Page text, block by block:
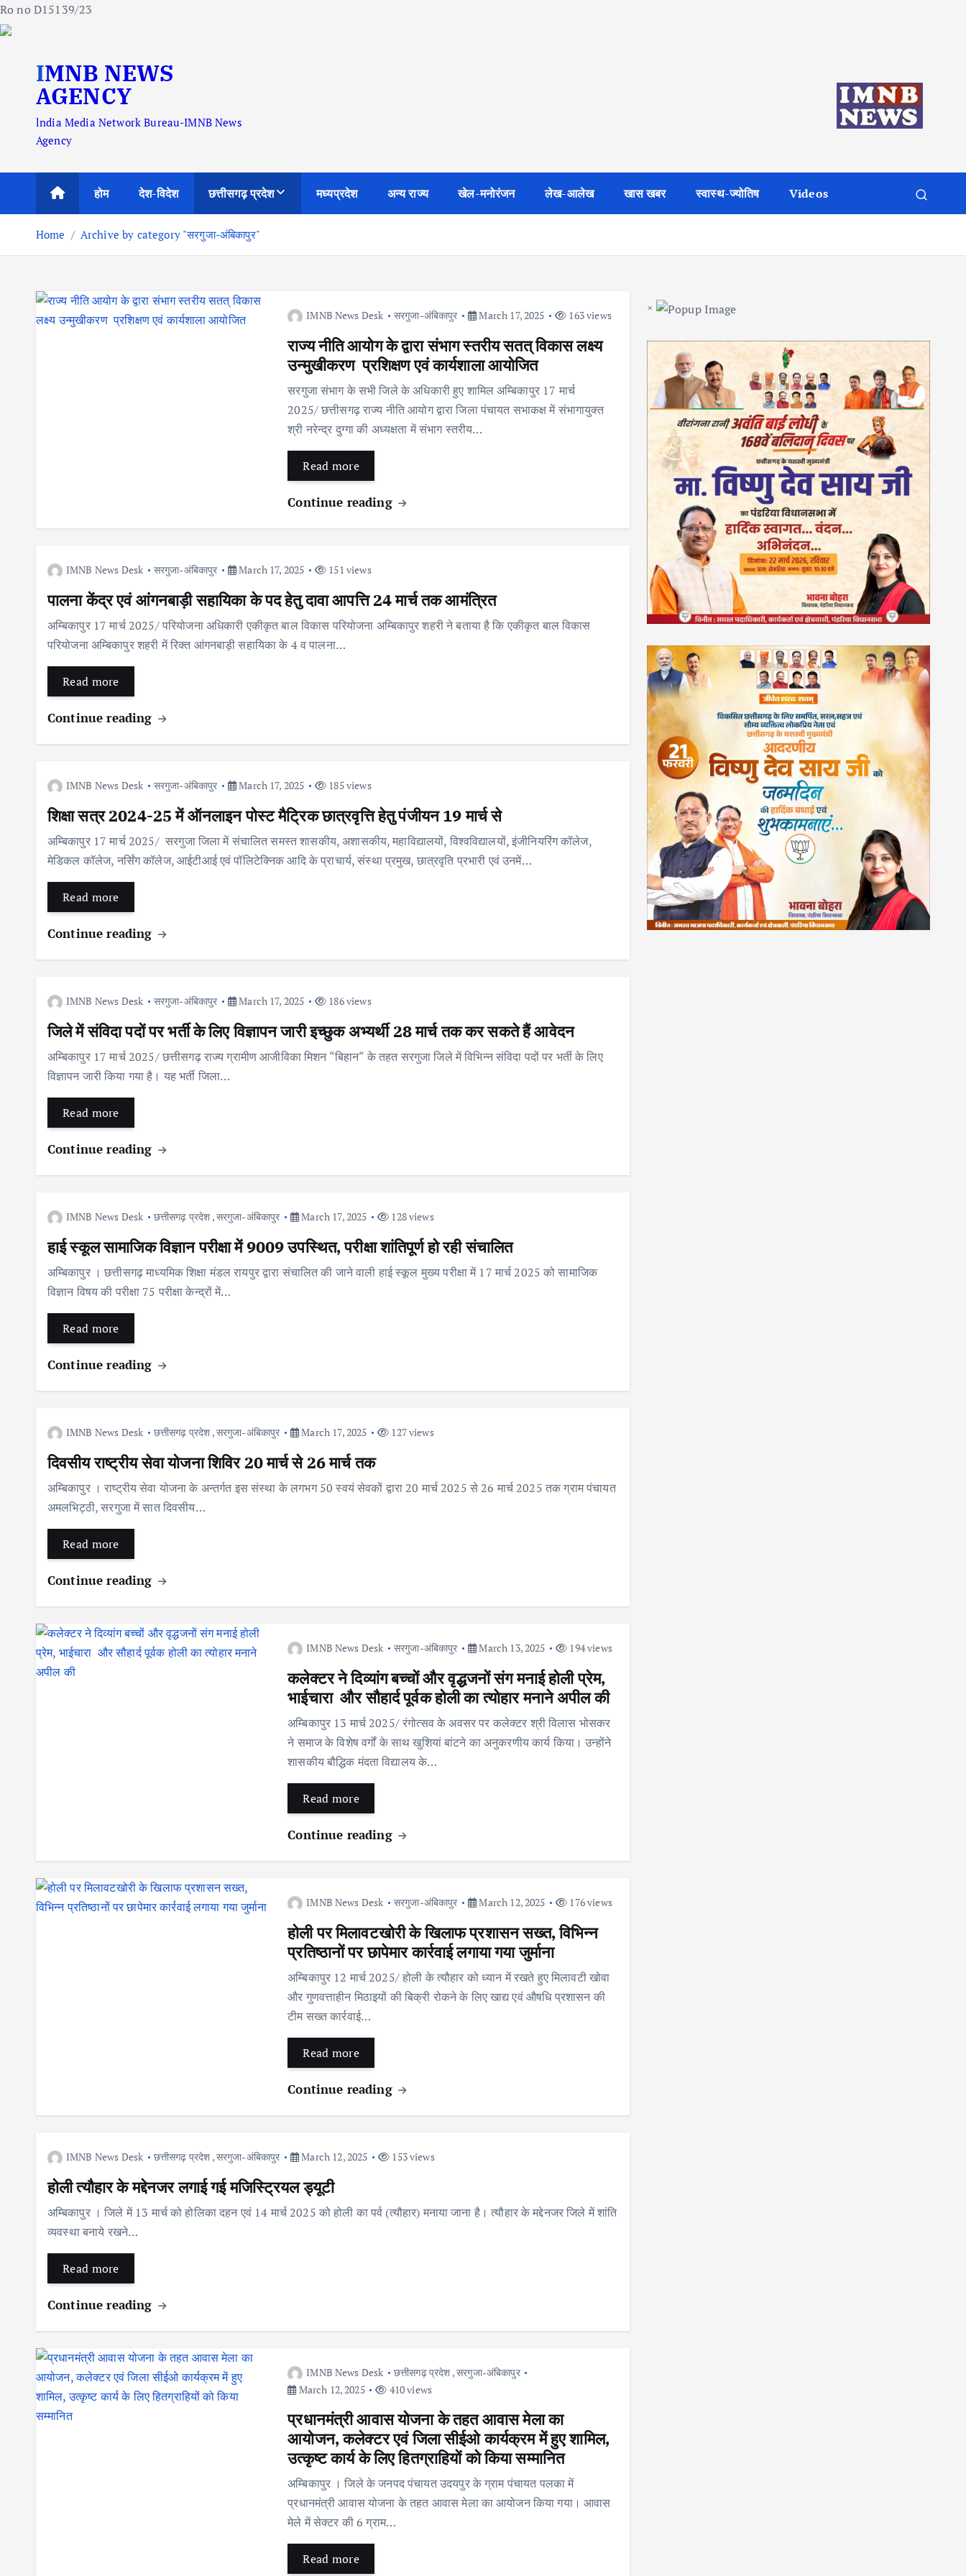
Ro no D15139/23
IMNB NEWS
AGENCY
lndia Media Network Bureau-IMNB News
Agency
होम देश-विदेश छत्तीसगढ़ प्रदेश मध्यप्रदेश अन्य राज्य खेल-मनोरंजन लेख-आलेख खास खबर स्वास्थ-ज्योतिष Videos
Home Archive by category "सरगुजा-अंबिकापुर"
IMNB News Desk सरगुजा-अंबिकापुर March 17, 2025 163 views
राज्य नीति आयोग के द्वारा संभाग स्तरीय सतत् विकास लक्ष्य
उन्मुखीकरण प्रशिक्षण एवं कार्यशाला आयोजित
सरगुजा संभाग के सभी जिले के अधिकारी हुए शामिल अम्बिकापुर 17 मार्च
2025/ छत्तीसगढ़ राज्य नीति आयोग द्वारा जिला पंचायत सभाकक्ष में संभागायुक्त
श्री नरेन्द्र दुग्गा की अध्यक्षता में संभाग स्तरीय…
Read more
Continue reading
IMNB News Desk सरगुजा-अंबिकापुर March 17, 2025 151 views
पालना केंद्र एवं आंगनबाड़ी सहायिका के पद हेतु दावा आपत्ति 24 मार्च तक आमंत्रित
अम्बिकापुर 17 मार्च 2025/ परियोजना अधिकारी एकीकृत बाल विकास परियोजना अम्बिकापुर शहरी ने बताया है कि एकीकृत बाल विकास
परियोजना अम्बिकापुर शहरी में रिक्त आंगनबाड़ी सहायिका के 4 व पालना…
Read more
Continue reading
IMNB News Desk सरगुजा-अंबिकापुर March 17, 2025 185 views
शिक्षा सत्र 2024-25 में ऑनलाइन पोस्ट मैट्रिक छात्रवृत्ति हेतु पंजीयन 19 मार्च से
अम्बिकापुर 17 मार्च 2025/ सरगुजा जिला में संचालित समस्त शासकीय, अशासकीय, महाविद्यालयों, विश्वविद्यालयों, इंजीनियरिंग कॉलेज,
मेडिकल कॉलेज, नर्सिंग कॉलेज, आईटीआई एवं पॉलिटेक्निक आदि के प्राचार्य, संस्था प्रमुख, छात्रवृति प्रभारी एवं उनमें…
Read more
Continue reading
IMNB News Desk सरगुजा-अंबिकापुर March 17, 2025 186 views
जिले में संविदा पदों पर भर्ती के लिए विज्ञापन जारी इच्छुक अभ्यर्थी 28 मार्च तक कर सकते हैं आवेदन
अम्बिकापुर 17 मार्च 2025/ छत्तीसगढ़ राज्य ग्रामीण आजीविका मिशन “बिहान“ के तहत सरगुजा जिले में विभिन्न संविदा पदों पर भर्ती के लिए
विज्ञापन जारी किया गया है। यह भर्ती जिला…
Read more
Continue reading
IMNB News Desk छत्तीसगढ़ प्रदेश ,सरगुजा-अंबिकापुर March 17, 2025 128 views
हाई स्कूल सामाजिक विज्ञान परीक्षा में 9009 उपस्थित, परीक्षा शांतिपूर्ण हो रही संचालित
अम्बिकापुर । छत्तीसगढ़ माध्यमिक शिक्षा मंडल रायपुर द्वारा संचालित की जाने वाली हाई स्कूल मुख्य परीक्षा में 17 मार्च 2025 को सामाजिक
विज्ञान विषय की परीक्षा 75 परीक्षा केन्द्रों में…
Read more
Continue reading
IMNB News Desk छत्तीसगढ़ प्रदेश ,सरगुजा-अंबिकापुर March 17, 2025 127 views
दिवसीय राष्ट्रीय सेवा योजना शिविर 20 मार्च से 26 मार्च तक
अम्बिकापुर । राष्ट्रीय सेवा योजना के अन्तर्गत इस संस्था के लगभग 50 स्वयं सेवकों द्वारा 20 मार्च 2025 से 26 मार्च 2025 तक ग्राम पंचायत
अमलभिट्ठी, सरगुजा में सात दिवसीय…
Read more
Continue reading
IMNB News Desk सरगुजा-अंबिकापुर March 13, 2025 194 views
कलेक्टर ने दिव्यांग बच्चों और वृद्धजनों संग मनाई होली प्रेम,
भाईचारा और सौहार्द पूर्वक होली का त्योहार मनाने अपील की
अम्बिकापुर 13 मार्च 2025/ रंगोत्सव के अवसर पर कलेक्टर श्री विलास भोसकर
ने समाज के विशेष वर्गों के साथ खुशियां बांटने का अनुकरणीय कार्य किया। उन्होंने
शासकीय बौद्धिक मंदता विद्यालय के…
Read more
Continue reading
IMNB News Desk सरगुजा-अंबिकापुर March 12, 2025 176 views
होली पर मिलावटखोरी के खिलाफ प्रशासन सख्त, विभिन्न
प्रतिष्ठानों पर छापेमार कार्रवाई लगाया गया जुर्माना
अम्बिकापुर 12 मार्च 2025/ होली के त्यौहार को ध्यान में रखते हुए मिलावटी खोवा
और गुणवत्ताहीन मिठाइयों की बिक्री रोकने के लिए खाद्य एवं औषधि प्रशासन की
टीम सख्त कार्रवाई…
Read more
Continue reading
IMNB News Desk छत्तीसगढ़ प्रदेश ,सरगुजा-अंबिकापुर March 12, 2025 153 views
होली त्यौहार के मद्देनजर लगाई गई मजिस्ट्रियल ड्यूटी
अम्बिकापुर । जिले में 13 मार्च को होलिका दहन एवं 14 मार्च 2025 को होली का पर्व (त्यौहार) मनाया जाना है। त्यौहार के मद्देनजर जिले में शांति
व्यवस्था बनाये रखने…
Read more
Continue reading
IMNB News Desk छत्तीसगढ़ प्रदेश ,सरगुजा-अंबिकापुर
March 12, 2025
410 views
प्रधानमंत्री आवास योजना के तहत आवास मेला का
आयोजन, कलेक्टर एवं जिला सीईओ कार्यक्रम में हुए शामिल,
उत्कृष्ट कार्य के लिए हितग्राहियों को किया सम्मानित
अम्बिकापुर । जिले के जनपद पंचायत उदयपुर के ग्राम पंचायत पलका में
प्रधानमंत्री आवास योजना के तहत आवास मेला का आयोजन किया गया। आवास
मेले में सेक्टर की 6 ग्राम…
Read more
×